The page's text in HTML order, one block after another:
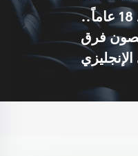
بحثاً عن اللقب الغائب منذ 18 عاماً..
فرق